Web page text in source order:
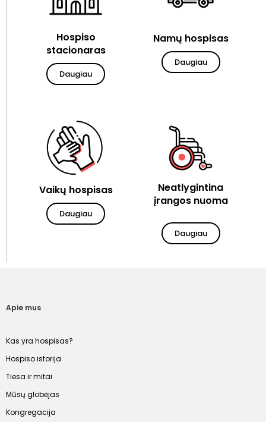
Hospiso
stacionaras
Daugiau
Namų hospisas
Daugiau
Vaikų hospisas
Daugiau
Neatlygintina
įrangos nuoma
Daugiau
Apie mus
Kas yra hospisas?
Hospiso istorija
Tiesa ir mitai
Mūsų globėjas
Kongregacija